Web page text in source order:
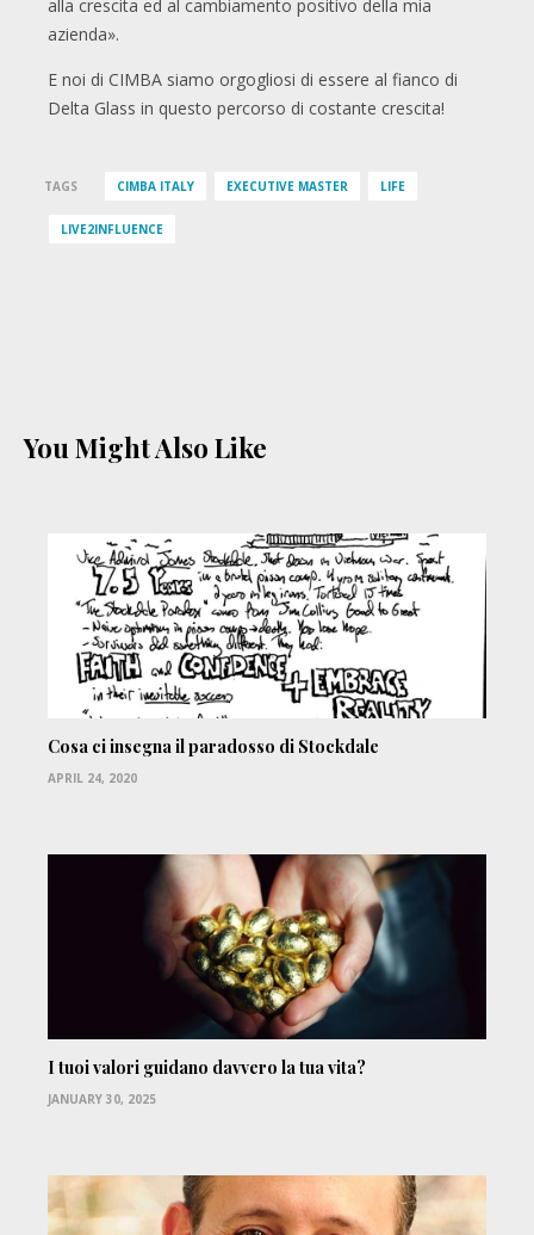
alla crescita ed al cambiamento positivo della mia
azienda».
E noi di CIMBA siamo orgogliosi di essere al fianco di
Delta Glass in questo percorso di costante crescita!
TAGS CIMBA ITALY EXECUTIVE MASTER LIFE
LIVE2INFLUENCE
You Might Also Like
Cosa ci insegna il paradosso di Stockdale
APRIL 24, 2020
I tuoi valori guidano davvero la tua vita?
JANUARY 30, 2025